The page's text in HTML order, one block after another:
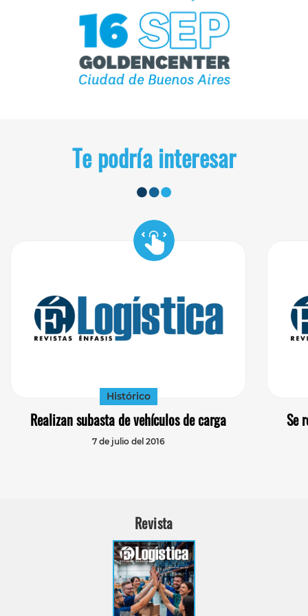
Te podría interesar
Histórico
Realizan subasta de vehículos de carga
7 de julio del 2016
Se
Revista